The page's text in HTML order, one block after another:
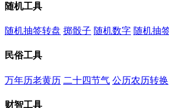
随机工具
随机抽签转盘 掷骰子 随机数字 随机抽
民俗工具
万年历老黄历 二十四节气 公历农历转换
财智工具